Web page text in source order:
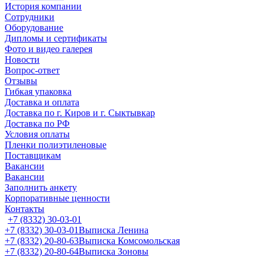
История компании
Сотрудники
Оборудование
Дипломы и сертификаты
Фото и видео галерея
Новости
Вопрос-ответ
Отзывы
Гибкая упаковка
Доставка и оплата
Доставка по г. Киров и г. Сыктывкар
Доставка по РФ
Условия оплаты
Пленки полиэтиленовые
Поставщикам
Вакансии
Вакансии
Заполнить анкету
Корпоративные ценности
Контакты
+7 (8332) 30-03-01
+7 (8332) 30-03-01Выписка Ленина
+7 (8332) 20-80-63Выписка Комсомольская
+7 (8332) 20-80-64Выписка Зоновы